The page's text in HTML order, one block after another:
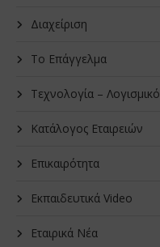
Διαχείριση
Το Επάγγελμα
Τεχνολογία – Λογισμικό
Κατάλογος Εταιρειών
Επικαιρότητα
Εκπαιδευτικά Video
Εταιρικά Νέα